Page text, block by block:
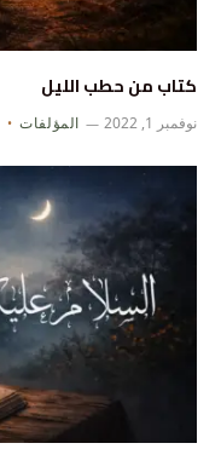
كتاب من حطب الليل
نوفمبر 1, 2022 المؤلفات